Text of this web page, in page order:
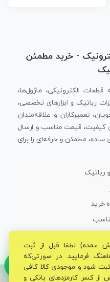
- خرید مطمئن
قطعات الکترونیکی، ماژول‌ها،
رباتیک و ابزارهای تخصصی،
تعمیرکاران و علاقه‌مندان
کیفیت، قیمت مناسب و ارسال
مطمئن و حرفه‌ای را برای
رباتیک
خرید
قم الکترونیک محفوظ می‌باشد.
عمده) لطفا قبل از ثبت
فرمایید. در صورتی‌که
شود و موجودی کالا کافی
از کسر کارمزدهای بانکی و